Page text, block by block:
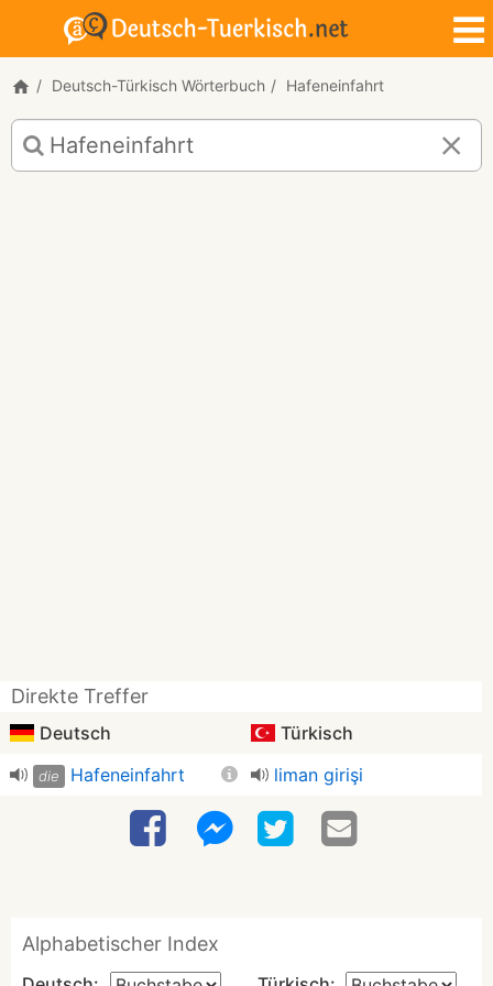
Deutsch-Türkisch Wörterbuch Hafeneinfahrt
Deutsch-
Türkisch
Übersetzung
Direkte Treffer
Deutsch Türkisch
die Hafeneinfahrt liman girişi
Alphabetischer Index